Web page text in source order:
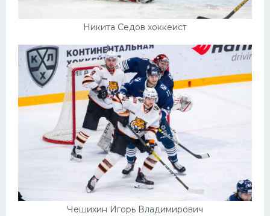
Никита Седов хоккеист
Чешихин Игорь Владимирович